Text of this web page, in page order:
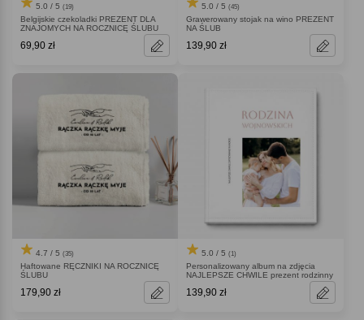
5.0 / 5 (19)
Belgijskie czekoladki PREZENT DLA
ZNAJOMYCH NA ROCZNICĘ ŚLUBU
69,90 zł
5.0 / 5 (45)
Grawerowany stojak na wino PREZENT
NA ŚLUB
139,90 zł
4.7 / 5 (35)
Haftowane RĘCZNIKI NA ROCZNICĘ
ŚLUBU
179,90 zł
5.0 / 5 (1)
Personalizowany album na zdjęcia
NAJLEPSZE CHWILE prezent rodzinny
139,90 zł